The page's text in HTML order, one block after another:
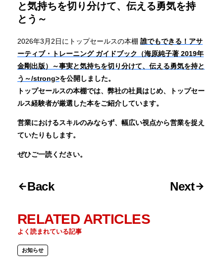
と気持ちを切り分けて、伝える勇気を持
とう～
2026年3月2日にトップセールスの本棚 誰でもできる！アサ
ーティブ・トレーニング ガイドブック（海原純子著 2019年
金剛出版）～事実と気持ちを切り分けて、伝える勇気を持と
う～/strong>を公開しました。
トップセールスの本棚では、弊社の社員はじめ、トップセー
ルス経験者が厳選した本をご紹介しています。
営業におけるスキルのみならず、幅広い視点から営業を捉え
ていたりもします。
ぜひご一読ください。
Back Next
RELATED ARTICLES
よく読まれている記事
お知らせ